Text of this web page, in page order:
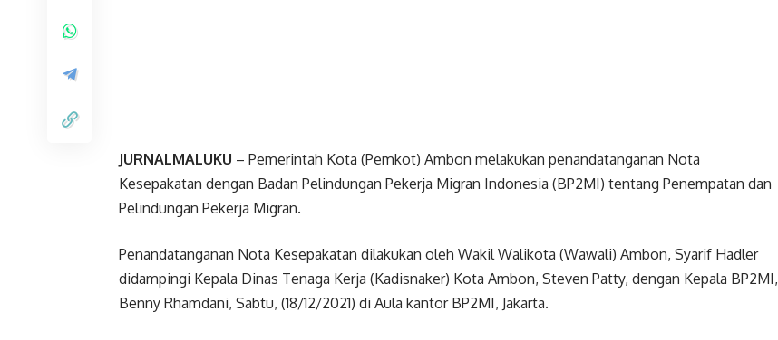
JURNALMALUKU – Pemerintah Kota (Pemkot) Ambon melakukan penandatanganan Nota
Kesepakatan dengan Badan Pelindungan Pekerja Migran Indonesia (BP2MI) tentang Penempatan dan
Pelindungan Pekerja Migran.
Penandatanganan Nota Kesepakatan dilakukan oleh Wakil Walikota (Wawali) Ambon, Syarif Hadler
didampingi Kepala Dinas Tenaga Kerja (Kadisnaker) Kota Ambon, Steven Patty, dengan Kepala BP2MI,
Benny Rhamdani, Sabtu, (18/12/2021) di Aula kantor BP2MI, Jakarta.